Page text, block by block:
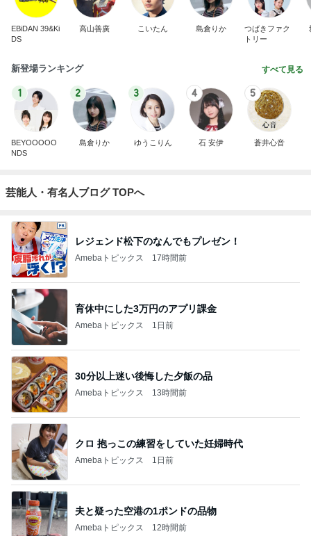
EBiDAN 39&Ki
DS
高山善廣 こいたん 島倉りか
つばきファク
トリー
新登場ランキング すべて見る
1
BEYOOOOO
NDS
2
島倉りか
3
ゆうこりん
4
石 安伊
5
蒼井心音
芸能人・有名人ブログ TOPへ
レジェンド松下のなんでもプレゼン！
Amebaトピックス 17時間前
育休中にした3万円のアプリ課金
Amebaトピックス 1日前
30分以上迷い後悔した夕飯の品
Amebaトピックス 13時間前
クロ 抱っこの練習をしていた妊婦時代
Amebaトピックス 1日前
夫と疑った空港の1ポンドの品物
Amebaトピックス 12時間前